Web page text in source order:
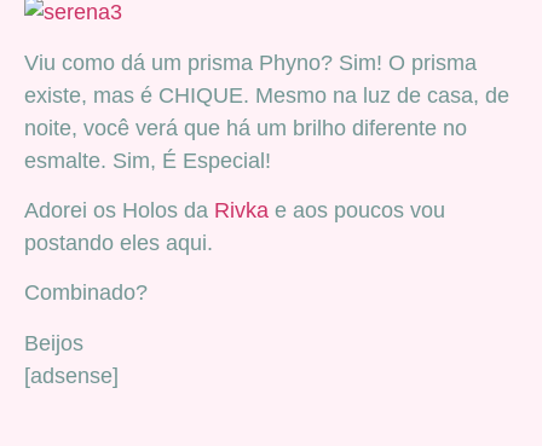
Viu como dá um prisma Phyno? Sim! O prisma
existe, mas é CHIQUE. Mesmo na luz de casa, de
noite, você verá que há um brilho diferente no
esmalte. Sim, É Especial!
Adorei os Holos da Rivka e aos poucos vou
postando eles aqui.
Combinado?
Beijos
[adsense]